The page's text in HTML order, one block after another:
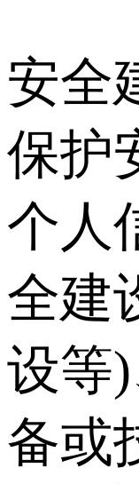
安全
保护
个人
全建
设等
备或